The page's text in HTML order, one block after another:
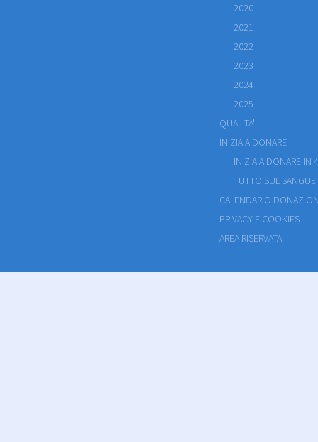
2020
2021
2022
2023
2024
2025
QUALITA'
INIZIA A DONARE
INIZIA A DONARE IN
TUTTO SUL SANGUE
CALENDARIO
PRIVACY E COOKIES
AREA RISERVATA